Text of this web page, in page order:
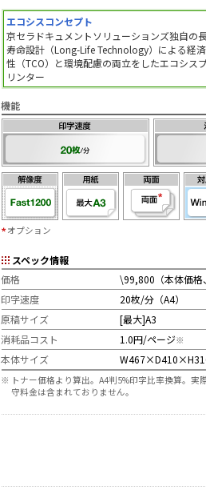
エコシスコンセプト
京セラドキュメントソリューションズ独自の
寿命設計（Long-Life Technology）による経済
性（TCO）と環境配慮の両立をしたエコシス
リンター
機能
オプション
スペック情報
価格
\99,800（本体価格
印字速度
20枚/分（A4）
原稿サイズ
[最大]A3
消耗品コスト
1.0円/ページ※
本体サイズ
※ トナー価格より算出。A4判5%印字比率換算。
守料金は含まれておりません。